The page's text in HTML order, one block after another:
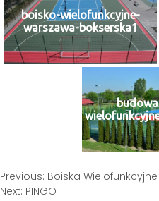
boisko-wielofunkcyjne-
warszawa-bokserska1
Nawigacja
Previous: Boiska Wielofunkcyjne
Next: PINGO